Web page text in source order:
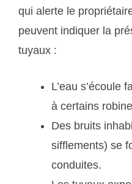
qui alerte le
peuvent indiquer la
tuyaux :
L’eau s’écoule
à certains
Des bruits
sifflements) se
conduites.